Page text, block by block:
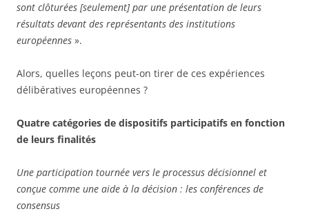
sont clôturées [seulement] par une présentation de leurs
résultats devant des représentants des institutions
européennes ».
Alors, quelles leçons peut-on tirer de ces expériences
délibératives européennes ?
Quatre catégories de dispositifs participatifs en fonction
de leurs finalités
Une participation tournée vers le processus décisionnel et
conçue comme une aide à la décision : les conférences de
consensus